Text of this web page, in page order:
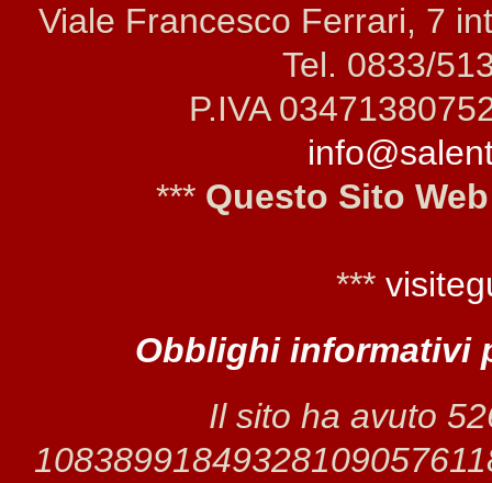
Viale Francesco Ferrari, 7
Tel. 0833/
P.IVA
*** Questo Sito
***
Obblighi informativi
Il sito ha avuto